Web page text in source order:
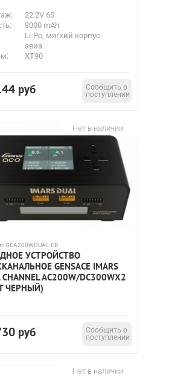
22.2V 6S
8000 mAh
Li-Po, мягкий корпус
авиа
XT90
руб
Сообщить о
поступлении
Нет в наличии
GEA200WDUAL-EB
УСТРОЙСТВО
GENSACE IMARS
CHANNEL AC200W/DC300WX2
ЧЕРНЫЙ)
руб
Сообщить о
поступлении
Нет в наличии